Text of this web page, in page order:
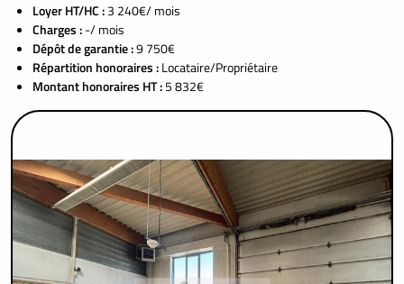
Loyer HT/HC :3 240€/ mois
Charges :-/ mois
Dépôt de garantie :9 750€
Répartition honoraires :Locataire/Propriétaire
Montant honoraires HT :5 832€